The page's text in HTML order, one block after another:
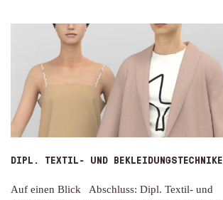
DIPL. TEXTIL- UND
Auf einen Blick Abschluss: Dipl. Textil- und